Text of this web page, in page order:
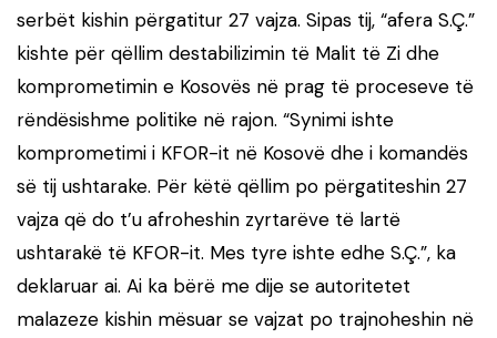
serbët kishin përgatitur 27 vajza. Sipas tij, “afera S.Ç.”
kishte për qëllim destabilizimin të Malit të Zi dhe
komprometimin e Kosovës në prag të proceseve të
rëndësishme politike në rajon. “Synimi ishte
komprometimi i KFOR-it në Kosovë dhe i komandës
së tij ushtarake. Për këtë qëllim po përgatiteshin 27
vajza që do t’u afroheshin zyrtarëve të lartë
ushtarakë të KFOR-it. Mes tyre ishte edhe S.Ç.”, ka
deklaruar ai. Ai ka bërë me dije se autoritetet
malazeze kishin mësuar se vajzat po trajnoheshin në